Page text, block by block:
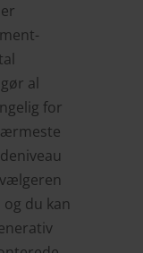
al
for
du kan